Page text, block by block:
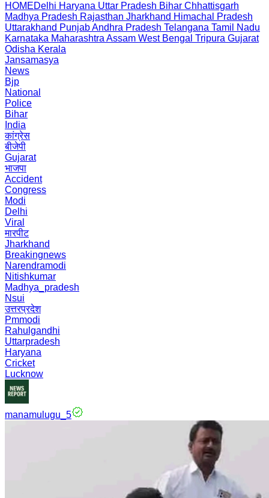
HOMEDelhi Haryana Uttar Pradesh Bihar Chhattisgarh
Madhya Pradesh Rajasthan Jharkhand Himachal Pradesh
Uttarakhand PunjabAndhra Pradesh Telangana Tamil Nadu
Karnataka Maharashtra Assam West Bengal Tripura Gujarat
Odisha Kerala
Jansamasya
News
Bjp
National
Police
Bihar
India
कांग्रेस
बीजेपी
Gujarat
भाजपा
Accident
Congress
Modi
Delhi
Viral
मारपीट
Jharkhand
Breakingnews
Narendramodi
Nitishkumar
Madhya_pradesh
Nsui
उत्तरप्रदेश
Pmmodi
Rahulgandhi
Uttarpradesh
Haryana
Cricket
Lucknow
manamulugu_5